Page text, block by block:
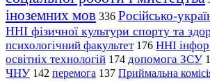
іноземних мов 336 Російсько-
ННІ фізичної культури спорту та
психологічний факультет 176 ННІ
освітніх технологій 174 допомога ЗСУ
ЧНУ 142 перемога 137 Приймальна